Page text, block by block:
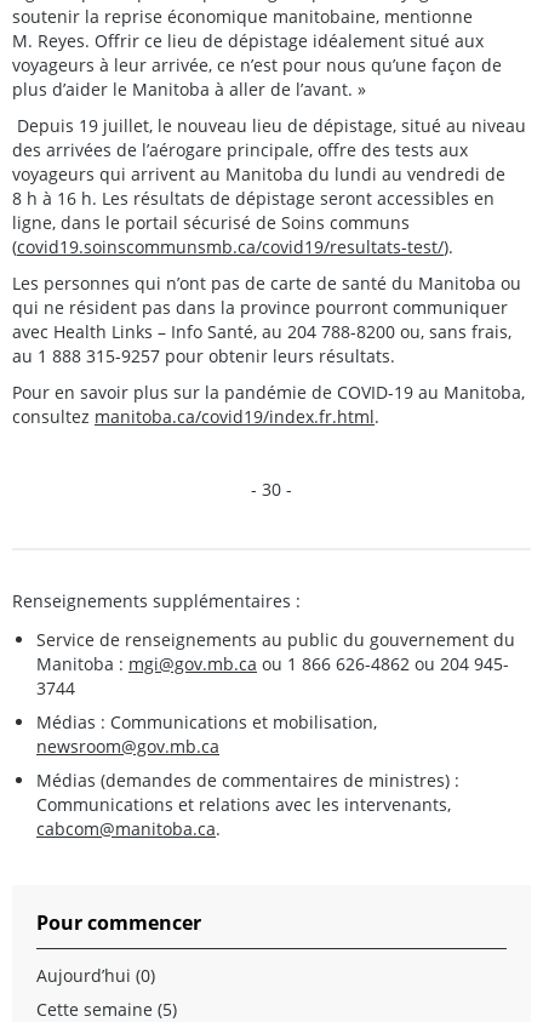
soutenir la reprise économique manitobaine, mentionne
M. Reyes. Offrir ce lieu de dépistage idéalement situé aux
voyageurs à leur arrivée, ce n’est pour nous qu’une façon de
plus d’aider le Manitoba à aller de l’avant. »
Depuis 19 juillet, le nouveau lieu de dépistage, situé au niveau
des arrivées de l’aérogare principale, offre des tests aux
voyageurs qui arrivent au Manitoba du lundi au vendredi de
8 h à 16 h. Les résultats de dépistage seront accessibles en
ligne, dans le portail sécurisé de Soins communs
(covid19.soinscommunsmb.ca/covid19/resultats-test/).
Les personnes qui n’ont pas de carte de santé du Manitoba ou
qui ne résident pas dans la province pourront communiquer
avec Health Links – Info Santé, au 204 788-8200 ou, sans frais,
au 1 888 315-9257 pour obtenir leurs résultats.
Pour en savoir plus sur la pandémie de COVID-19 au Manitoba,
consultez manitoba.ca/covid19/index.fr.html.
- 30 -
Renseignements supplémentaires :
Service de renseignements au public du gouvernement du
Manitoba : mgi@gov.mb.ca ou 1 866 626-4862 ou 204 945-
3744
Médias : Communications et mobilisation,
newsroom@gov.mb.ca
Médias (demandes de commentaires de ministres) :
Communications et relations avec les intervenants,
cabcom@manitoba.ca.
Pour commencer
Aujourd’hui (0)
Cette semaine (5)